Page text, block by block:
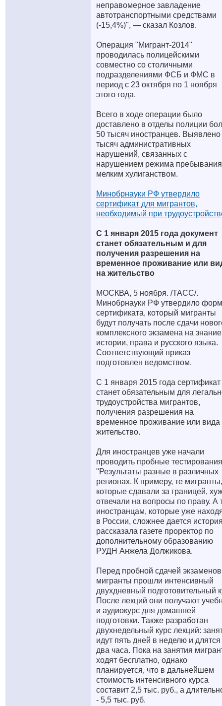
неправомерное завладение
автотранспортными средствами
(-15,4%)", — сказал Козлов.
Операция "Мигрант-2014"
проводилась полицейскими
совместно со столичными
подразделениями ФСБ и ФМС в
период с 23 октября по 1 ноября
этого года.
Всего в ходе операции было
доставлено в отделы полиции
50 тысяч иностранцев. Выявлено
тысяч административных
нарушений, связанных с
нарушением режима
мелким хулиганством.
Минобрнауки РФ утвердило
сертификат для мигрантов,
необходимый при
С 1 января 2015 года документ
станет обязательным и для
получения разрешения на
временное проживание или
на жительство
МОСКВА, 5 ноября. /ТАСС/.
Минобрнауки РФ утвердило
сертификата, который мигранты
будут получать после сдачи
комплексного экзамена на знание
истории, права и русского языка.
Соответствующий приказ
подготовлен ведомством.
С 1 января 2015 года сертификат
станет обязательным для
трудоустройства мигрантов,
получения разрешения на
временное проживание или вида
жительство.
Для иностранцев уже начали
проводить пробные
"Результаты разные в различных
регионах. К примеру, те мигранты,
которые сдавали за границей,
отвечали на вопросы по праву. А
иностранцам, которые уже
в России, сложнее дается
рассказала газете проректор по
дополнительному образованию
РУДН Анжела Должикова.
Перед пробной сдачей экзаменов
мигранты прошли интенсивный
двухдневный подготовительный
После лекций они получают
и аудиокурс для домашней
подготовки. Также разработан
двухнедельный курс лекций:
идут пять дней в неделю и
два часа. Пока на занятия
ходят бесплатно, однако
планируется, что в дальнейшем
стоимость интенсивного курса
составит 2,5 тыс. руб., а
- 5,5 тыс. руб.